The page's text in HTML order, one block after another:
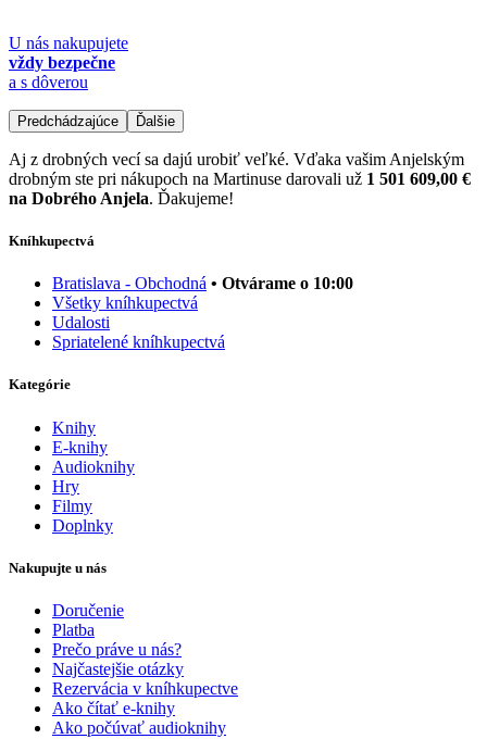
U nás nakupujete
vždy bezpečne
a s dôverou
Predchádzajúce Ďalšie
Aj z drobných vecí sa dajú urobiť veľké. Vďaka vašim Anjelským
drobným ste pri nákupoch na Martinuse darovali už 1 501 609,00 €
na Dobrého Anjela. Ďakujeme!
Kníhkupectvá
Bratislava - Obchodná • Otvárame o 10:00
Všetky kníhkupectvá
Udalosti
Spriatelené kníhkupectvá
Kategórie
Knihy
E-knihy
Audioknihy
Hry
Filmy
Doplnky
Nakupujte u nás
Doručenie
Platba
Prečo práve u nás?
Najčastejšie otázky
Rezervácia v kníhkupectve
Ako čítať e-knihy
Ako počúvať audioknihy